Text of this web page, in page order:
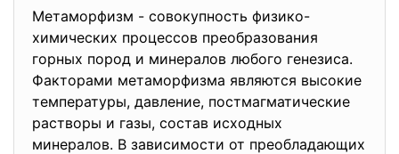
Метаморфизм - совокупность физико-
химических процессов преобразования
горных пород и минералов любого генезиса.
Факторами метаморфизма являются высокие
температуры, давление, постмагматические
растворы и газы, состав исходных
минералов. В зависимости от преобладающих